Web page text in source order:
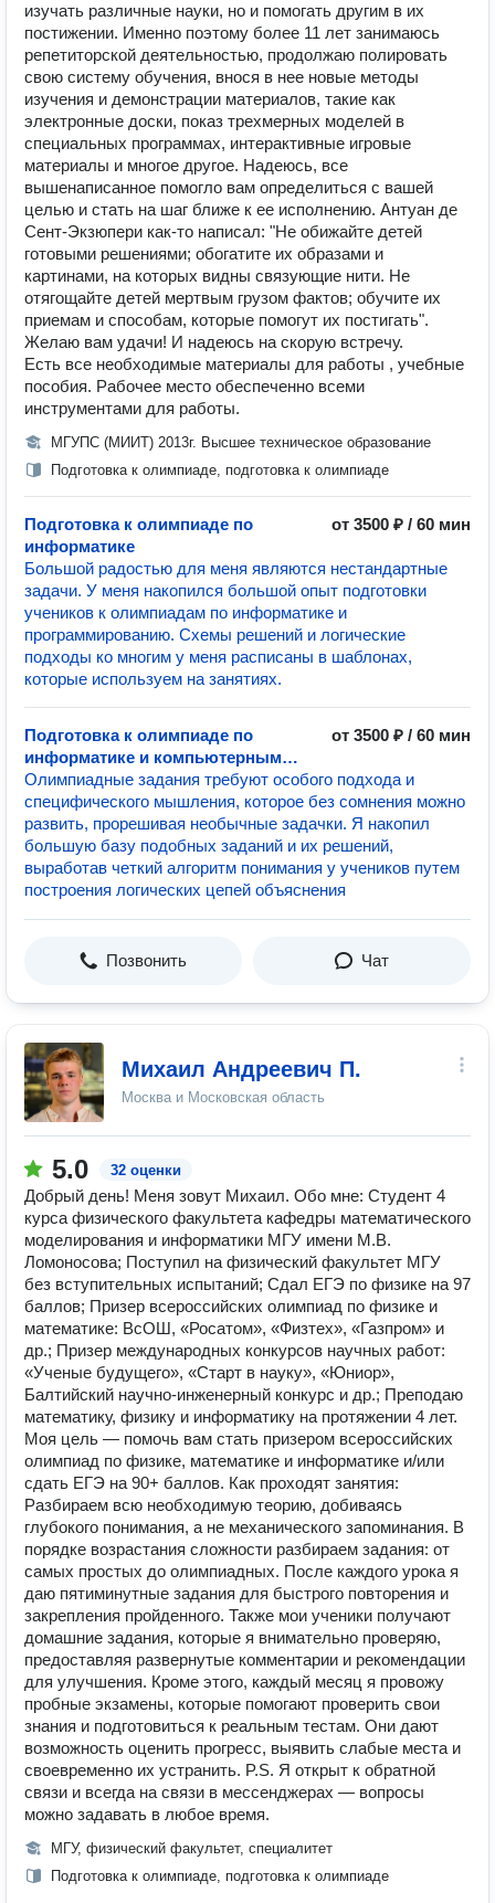
изучать различные науки, но и помогать другим в их
постижении. Именно поэтому более 11 лет занимаюсь
репетиторской деятельностью, продолжаю полировать
свою систему обучения, внося в нее новые методы
изучения и демонстрации материалов, такие как
электронные доски, показ трехмерных моделей в
специальных программах, интерактивные игровые
материалы и многое другое. Надеюсь, все
вышенаписанное помогло вам определиться с вашей
целью и стать на шаг ближе к ее исполнению. Антуан де
Сент-Экзюпери как-то написал: "Не обижайте детей
готовыми решениями; обогатите их образами и
картинами, на которых видны связующие нити. Не
отягощайте детей мертвым грузом фактов; обучите их
приемам и способам, которые помогут их постигать".
Желаю вам удачи! И надеюсь на скорую встречу.
Есть все необходимые материалы для работы , учебные
пособия. Рабочее место обеспеченно всеми
инструментами для работы.
МГУПС (МИИТ) 2013г. Высшее техническое образование
Подготовка к олимпиаде, подготовка к олимпиаде
Подготовка к олимпиаде по
информатике
от 3500 ₽ / 60 мин
Большой радостью для меня являются нестандартные
задачи. У меня накопился большой опыт подготовки
учеников к олимпиадам по информатике и
программированию. Схемы решений и логические
подходы ко многим у меня расписаны в шаблонах,
которые используем на занятиях.
Подготовка к олимпиаде по
информатике и компьютерным
наукам
от 3500 ₽ / 60 мин
Олимпиадные задания требуют особого подхода и
специфического мышления, которое без сомнения можно
развить, прорешивая необычные задачки. Я накопил
большую базу подобных заданий и их решений,
выработав четкий алгоритм понимания у учеников путем
построения логических цепей объяснения
Позвонить Чат
Михаил Андреевич П.
Москва и Московская область
5.0 32 оценки
Добрый день! Меня зовут Михаил. Обо мне: Студент 4
курса физического факультета кафедры математического
моделирования и информатики МГУ имени М.В.
Ломоносова; Поступил на физический факультет МГУ
без вступительных испытаний; Сдал ЕГЭ по физике на 97
баллов; Призер всероссийских олимпиад по физике и
математике: ВсОШ, «Росатом», «Физтех», «Газпром» и
др.; Призер международных конкурсов научных работ:
«Ученые будущего», «Старт в науку», «Юниор»,
Балтийский научно-инженерный конкурс и др.; Преподаю
математику, физику и информатику на протяжении 4 лет.
Моя цель — помочь вам стать призером всероссийских
олимпиад по физике, математике и информатике и/или
сдать ЕГЭ на 90+ баллов. Как проходят занятия:
Разбираем всю необходимую теорию, добиваясь
глубокого понимания, а не механического запоминания. В
порядке возрастания сложности разбираем задания: от
самых простых до олимпиадных. После каждого урока я
даю пятиминутные задания для быстрого повторения и
закрепления пройденного. Также мои ученики получают
домашние задания, которые я внимательно проверяю,
предоставляя развернутые комментарии и рекомендации
для улучшения. Кроме этого, каждый месяц я провожу
пробные экзамены, которые помогают проверить свои
знания и подготовиться к реальным тестам. Они дают
возможность оценить прогресс, выявить слабые места и
своевременно их устранить. P.S. Я открыт к обратной
связи и всегда на связи в мессенджерах — вопросы
можно задавать в любое время.
МГУ, физический факультет, специалитет
Подготовка к олимпиаде, подготовка к олимпиаде